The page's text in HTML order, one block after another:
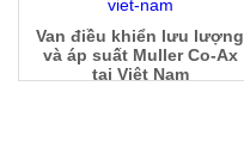
Van điều khiển lưu lượng
và áp suất Muller Co-Ax
tại Việt Nam